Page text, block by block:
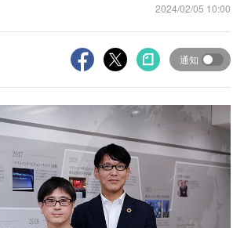
2024/02/05 10:00
通知